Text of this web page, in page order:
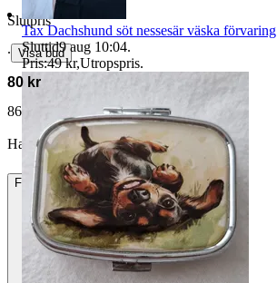
Slutpris
∙ Visa bud
80 kr
86 kr med köparskydd. Läs mer
Hampie21 vann auktionen
Frakt 22 kr Frimärken
Tax Dachshund söt nessesär väska förvaring
Sluttid9 aug 10:04.
Pris:49 kr,Utropspris.